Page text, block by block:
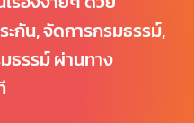
กัน, จัดการกรมธรรม์,
ธรรม์ ผ่านทาง